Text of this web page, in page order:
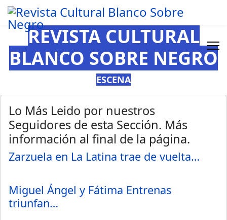
REVISTA CULTURAL
BLANCO SOBRE NEGRO
ESCENA
Lo Más Leido por nuestros
Seguidores de esta Sección. Más
información al final de la página.
Zarzuela en La Latina trae de vuelta…
Miguel Ángel y Fátima Entrenas
triunfan…